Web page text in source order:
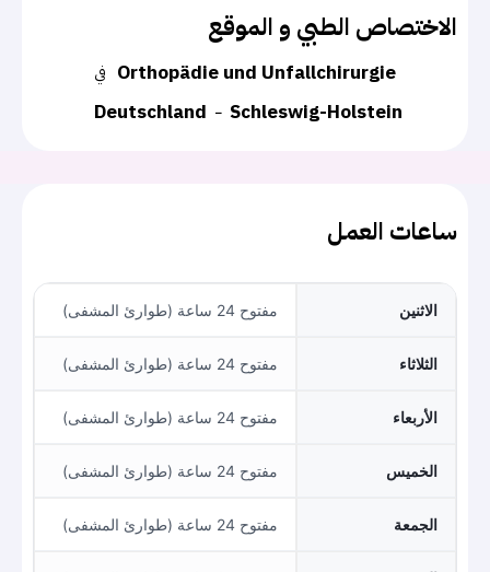
الاختصاص الطبي و الموقع
في Orthopädie und Unfallchirurgie
Deutschland
Schleswig-Holstein
ساعات العمل
الاثنين مفتوح 24 ساعة (طوارئ المشفى)
الثلاثاء مفتوح 24 ساعة (طوارئ المشفى)
الأربعاء مفتوح 24 ساعة (طوارئ المشفى)
الخميس مفتوح 24 ساعة (طوارئ المشفى)
الجمعة مفتوح 24 ساعة (طوارئ المشفى)